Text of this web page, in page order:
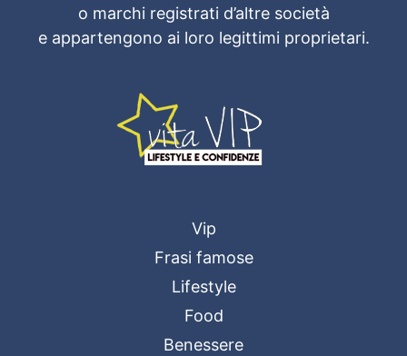
o marchi registrati d’altre società
e appartengono ai loro legittimi proprietari.
Vip
Frasi famose
Lifestyle
Food
Benessere